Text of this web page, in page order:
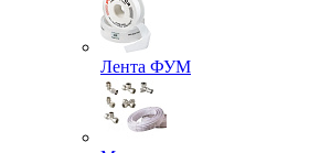
Лента ФУМ